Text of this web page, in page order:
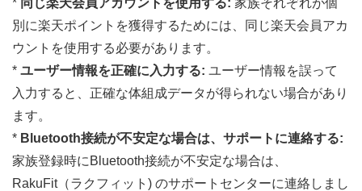
別に楽天ポイントを獲得するためには、同じ楽天会員アカ
ウントを使用する必要があります。
* ユーザー情報を正確に入力する: ユーザー情報を誤って
入力すると、正確な体組成データが得られない場合があり
ます。
* Bluetooth接続が不安定な場合は、サポートに連絡する:
家族登録時にBluetooth接続が不安定な場合は、
RakuFit（ラクフィット) のサポートセンターに連絡しまし